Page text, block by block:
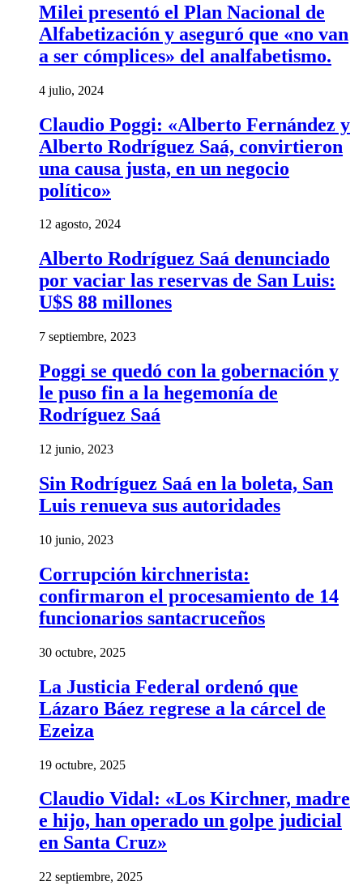
Milei presentó el Plan Nacional de
Alfabetización y aseguró que «no van
a ser cómplices» del analfabetismo.
4 julio, 2024
Claudio Poggi: «Alberto Fernández y
Alberto Rodríguez Saá, convirtieron
una causa justa, en un negocio
político»
12 agosto, 2024
Alberto Rodríguez Saá denunciado
por vaciar las reservas de San Luis:
U$S 88 millones
7 septiembre, 2023
Poggi se quedó con la gobernación y
le puso fin a la hegemonía de
Rodríguez Saá
12 junio, 2023
Sin Rodríguez Saá en la boleta, San
Luis renueva sus autoridades
10 junio, 2023
Corrupción kirchnerista:
confirmaron el procesamiento de 14
funcionarios santacruceños
30 octubre, 2025
La Justicia Federal ordenó que
Lázaro Báez regrese a la cárcel de
Ezeiza
19 octubre, 2025
Claudio Vidal: «Los Kirchner, madre
e hijo, han operado un golpe judicial
en Santa Cruz»
22 septiembre, 2025